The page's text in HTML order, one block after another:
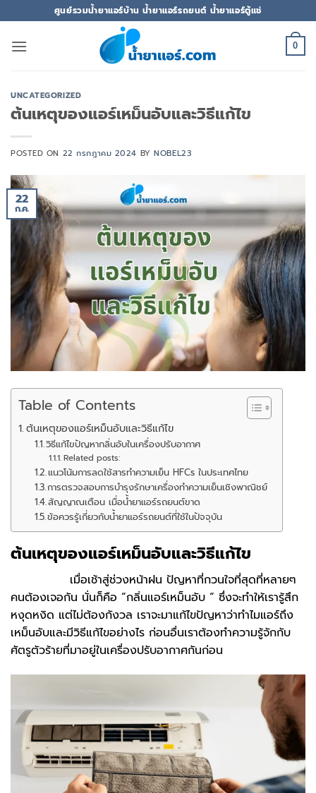
ไป
ยัง
ศูนย์รวมน้ำยาแอร์บ้าน น้ำยาแอร์รถยนต์ น้ำยาแอร์ตู้แช่
0
UNCATEGORIZED
ต้นเหตุของแอร์เหม็นอับและวิธีแก้ไข
POSTED ON 22 กรกฎาคม 2024 BYNOBEL23
22
ก.ค.
Table of Contents
ต้นเหตุของแอร์เหม็นอับและวิธีแก้ไข
วิธีแก้ไขปัญหากลิ่นอับในเครื่องปรับอากาศ
Related posts:
แนวโน้มการลดใช้สารทำความเย็น HFCs ในประเทศไทย
การตรวจสอบการบำรุงรักษาเครื่องทำความเย็นเชิงพาณิชย์
สัญญาณเตือน เมื่อน้ำยาแอร์รถยนต์ขาด
ข้อควรรู้เกี่ยวกับน้ำยาแอร์รถยนต์ที่ใช้ในปัจจุบัน
ต้นเหตุของแอร์เหม็นอับและวิธีแก้ไข
เมื่อเช้าสู่ช่วงหน้าฝน ปัญหาที่กวนใจที่สุดที่หลายๆ
คนต้องเจอกัน นั่นก็คือ “กลิ่นแอร์เหม็นอับ “ ซึ่งจะทำให้เรารู้สึก
หงุดหงิด แต่ไม่ต้องกังวล เราจะมาแก้ไขปัญหาว่าทำไมแอร์ถึง
เหม็นอับและมีวิธีแก้ไขอย่างไร ก่อนอื่นเราต้องทำความรู้จักกับ
ศัตรูตัวร้ายที่มาอยู่ในเครื่องปรับอากาศกันก่อน